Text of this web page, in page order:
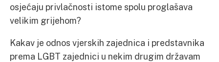
osjećaju privlačnosti istome spolu proglašava
velikim grijehom?
Kakav je odnos vjerskih zajednica i predstavnika
prema LGBT zajednici u nekim drugim državam